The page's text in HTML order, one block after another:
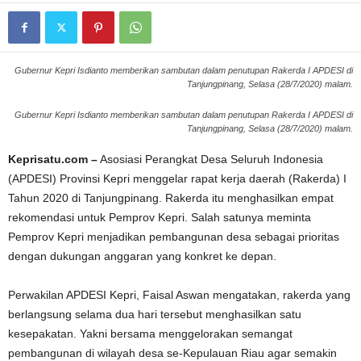
Gubernur Kepri Isdianto memberikan sambutan dalam penutupan Rakerda I APDESI di
Tanjungpinang, Selasa (28/7/2020) malam.
Gubernur Kepri Isdianto memberikan sambutan dalam penutupan Rakerda I APDESI di
Tanjungpinang, Selasa (28/7/2020) malam.
Keprisatu.com –Asosiasi Perangkat Desa Seluruh Indonesia
(APDESI) Provinsi Kepri menggelar rapat kerja daerah (Rakerda) I
Tahun 2020 di Tanjungpinang. Rakerda itu menghasilkan empat
rekomendasi untuk Pemprov Kepri. Salah satunya meminta
Pemprov Kepri menjadikan pembangunan desa sebagai prioritas
dengan dukungan anggaran yang konkret ke depan.
Perwakilan APDESI Kepri, Faisal Aswan mengatakan, rakerda yang
berlangsung selama dua hari tersebut menghasilkan satu
kesepakatan. Yakni bersama menggelorakan semangat
pembangunan di wilayah desa se-Kepulauan Riau agar semakin